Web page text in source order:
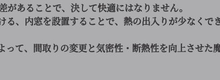
あることで、決して快適にはなりません。
、内窓を設置することで、熱の出入りが少なくでき
って、間取りの変更と気密性・断熱性を向上させた